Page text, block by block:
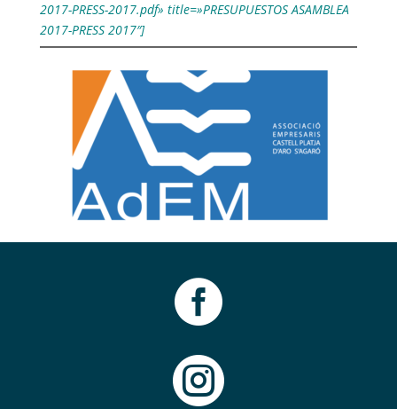
2017-PRESS-2017.pdf» title=»PRESUPUESTOS ASAMBLEA
2017-PRESS 2017″]

